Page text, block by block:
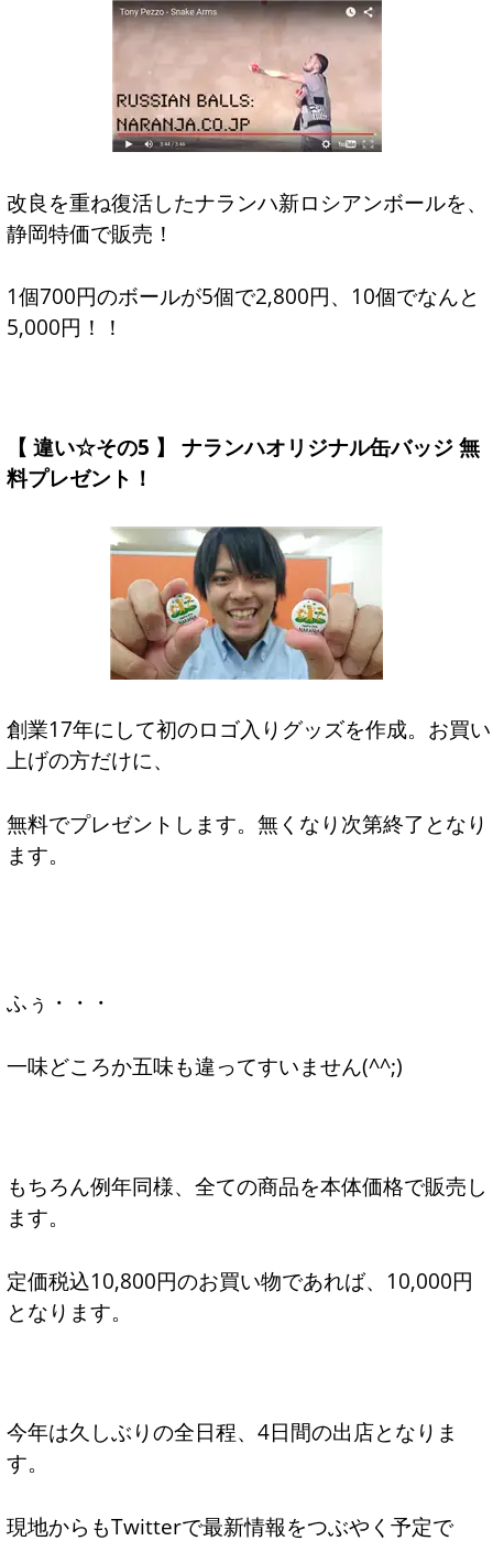
改良を重ね復活したナランハ新ロシアンボールを、
静岡特価で販売！
1個700円のボールが5個で2,800円、10個でなんと
5,000円！！
【 違い☆その5 】 ナランハオリジナル缶バッジ 無
料プレゼント！
創業17年にして初のロゴ入りグッズを作成。お買い
上げの方だけに、
無料でプレゼントします。無くなり次第終了となり
ます。
ふぅ・・・
一味どころか五味も違ってすいません(^^;)
もちろん例年同様、全ての商品を本体価格で販売し
ます。
定価税込10,800円のお買い物であれば、10,000円
となります。
今年は久しぶりの全日程、4日間の出店となりま
す。
現地からもTwitterで最新情報をつぶやく予定で